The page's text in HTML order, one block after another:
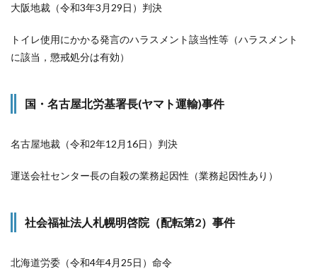
大阪地裁（令和3年3月29日）判決
トイレ使用にかかる発言のハラスメント該当性等（ハラスメント
に該当，懲戒処分は有効）
国・名古屋北労基署長(ヤマト運輸)事件
名古屋地裁（令和2年12月16日）判決
運送会社センター長の自殺の業務起因性（業務起因性あり）
社会福祉法人札幌明啓院（配転第2）事件
北海道労委（令和4年4月25日）命令